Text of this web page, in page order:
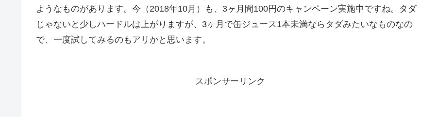
ようなものがあります。今（2018年10月）も、3ヶ月間100円のキャンペーン実施中ですね。タダ
じゃないと少しハードルは上がりますが、3ヶ月で缶ジュース1本未満ならタダみたいなものなの
で、一度試してみるのもアリかと思います。
スポンサーリンク